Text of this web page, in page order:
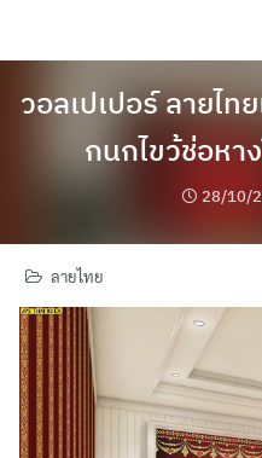
วอลเปเปอร์ ลายไ
กนกไขว้ช่อหา
28/10/
ลายไทย